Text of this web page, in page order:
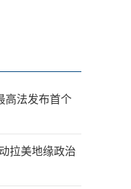
高法发布首个
拉美地缘政治